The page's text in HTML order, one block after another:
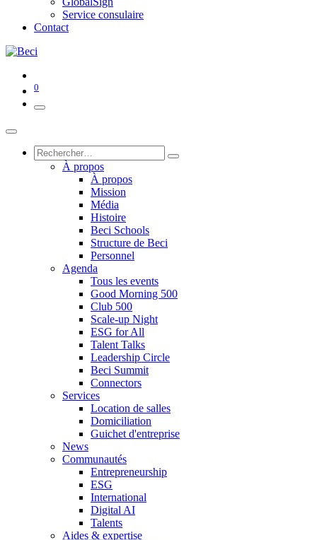
Service consulaire
Contact
0
À propos
À propos
Mission
Média
Histoire
Beci Schools
Structure de Beci
Personnel
Agenda
Tous les events
Good Morning 500
Club 500
Scale-up Night
ESG for All
Talent Talks
Leadership Circle
Beci Summit
Connectors
Services
Location de salles
Domiciliation
Guichet d'entreprise
News
Communautés
Entrepreneurship
ESG
International
Digital AI
Talents
Aides & expertise